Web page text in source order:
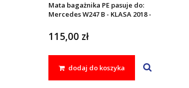
Mata bagażnika PE pasuje do:
Mercedes W247 B - KLASA 2018 -
115,00 zł
dodaj do koszyka